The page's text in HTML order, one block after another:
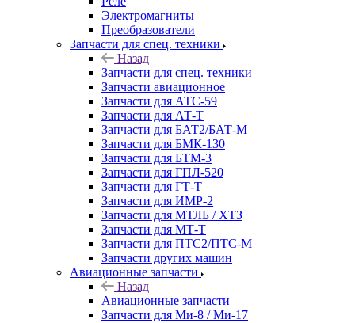
Электромагниты
Преобразователи
Запчасти для спец. техники
Назад
Запчасти для спец. техники
Запчасти авиационное
Запчасти для АТС-59
Запчасти для АТ-Т
Запчасти для БАТ2/БАТ-М
Запчасти для БМК-130
Запчасти для БТМ-3
Запчасти для ГПЛ-520
Запчасти для ГТ-Т
Запчасти для ИМР-2
Запчасти для МТЛБ / ХТЗ
Запчасти для МТ-Т
Запчасти для ПТС2/ПТС-М
Запчасти других машин
Авиационные запчасти
Назад
Авиационные запчасти
Запчасти для Ми-8 / Ми-17